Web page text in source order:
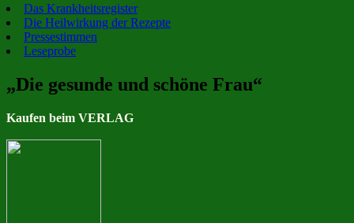
Das Krankheitsregister
Die Heilwirkung der Rezepte
Pressestimmen
Leseprobe
„Die gesunde und schöne Frau“
Kaufen beim VERLAG